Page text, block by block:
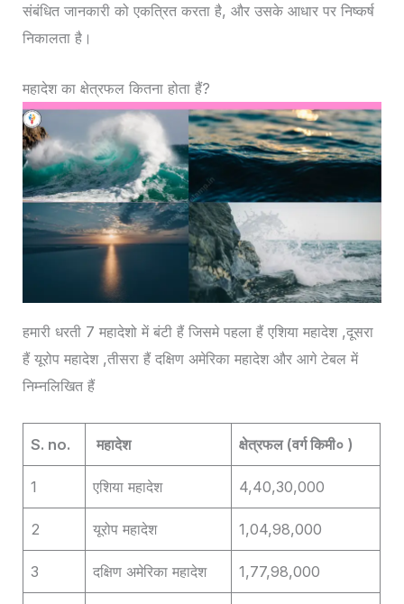
संबंधित जानकारी को एकत्रित करता है, और उसके आधार पर निष्कर्ष
निकालता है।
महादेश का क्षेत्रफल कितना होता हैं?
हमारी धरती 7 महादेशो में बंटी हैं जिसमे पहला हैं एशिया महादेश ,दूसरा
हैं यूरोप महादेश ,तीसरा हैं दक्षिण अमेरिका महादेश और आगे टेबल में
निम्नलिखित हैं
S. no. महादेश क्षेत्रफल (वर्ग किमी० )
1 एशिया महादेश 4,40,30,000
2 यूरोप महादेश 1,04,98,000
3 दक्षिण अमेरिका महादेश 1,77,98,000